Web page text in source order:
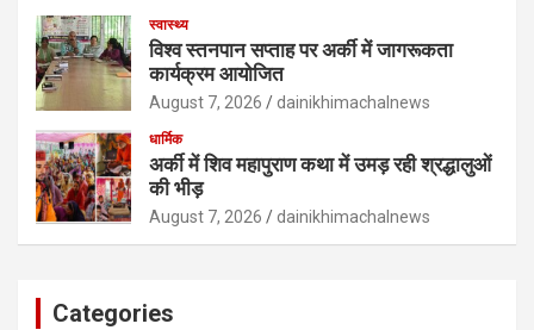
स्वास्थ्य
विश्व स्तनपान सप्ताह पर अर्की में जागरूकता
कार्यक्रम आयोजित
August 7, 2026 dainikhimachalnews
धार्मिक
अर्की में शिव महापुराण कथा में उमड़ रही श्रद्धालुओं
की भीड़
August 7, 2026 dainikhimachalnews
Categories